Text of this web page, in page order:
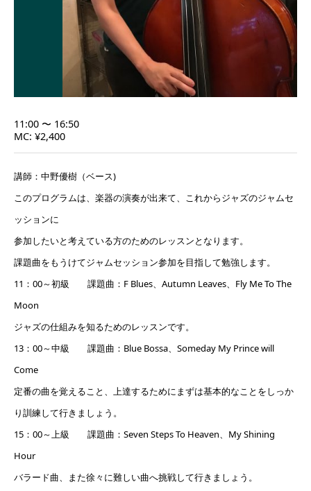
11:00 〜 16:50
MC: ¥2,400
講師：中野優樹（ベース)
このプログラムは、楽器の演奏が出来て、これからジャズのジャムセ
ッションに
参加したいと考えている方のためのレッスンとなります。
課題曲をもうけてジャムセッション参加を目指して勉強します。
11：00～初級 課題曲：F Blues、Autumn Leaves、Fly Me To The
Moon
ジャズの仕組みを知るためのレッスンです。
13：00～中級 課題曲：Blue Bossa、Someday My Prince will
Come
定番の曲を覚えること、上達するためにまずは基本的なことをしっか
り訓練して行きましょう。
15：00～上級 課題曲：Seven Steps To Heaven、My Shining
Hour
バラード曲、また徐々に難しい曲へ挑戦して行きましょう。